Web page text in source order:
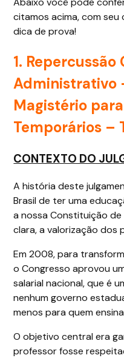
citamos acima, com
dica de prova!
1.
Administrativo
Magistério
Temporários –
CONTEXTO DO
A história deste
Brasil de ter uma
a nossa Constituição de
clara, a valorização dos
Em 2008, para
o Congresso aprovou
salarial nacional, que é
nenhum governo
menos para quem
O objetivo central era
professor fosse